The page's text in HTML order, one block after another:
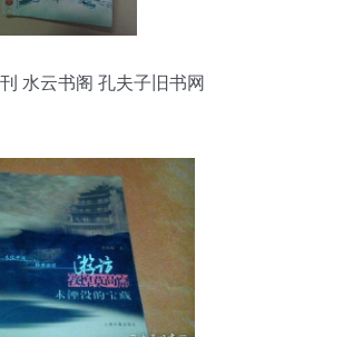
水云书阁 孔夫子旧书网